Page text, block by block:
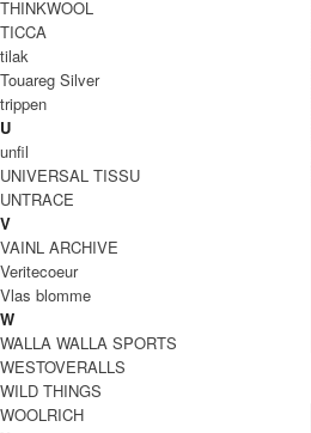
THINKWOOL
TICCA
tilak
Touareg Silver
trippen
U
unfil
UNIVERSAL TISSU
UNTRACE
V
VAINL ARCHIVE
Veritecoeur
Vlas blomme
W
WALLA WALLA SPORTS
WESTOVERALLS
WILD THINGS
WOOLRICH